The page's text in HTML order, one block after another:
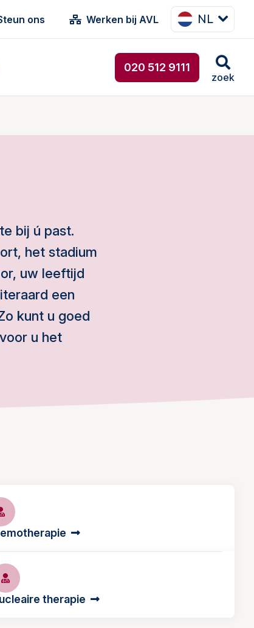
ons Werken bij AVL NL
020 512 9111
zoek
bij ú past.
het stadium
uw leeftijd
een
kunt u goed
u het
therapie